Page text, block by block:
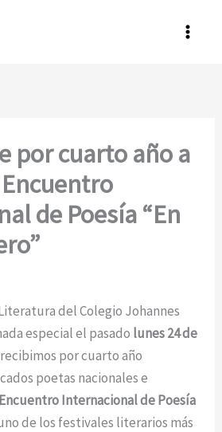
por cuarto año a
de Poesía “En
del Colegio Johannes
especial el pasado lunes 24 de
por cuarto año
poetas nacionales e
Encuentro Internacional de Poesía
de los festivales literarios más